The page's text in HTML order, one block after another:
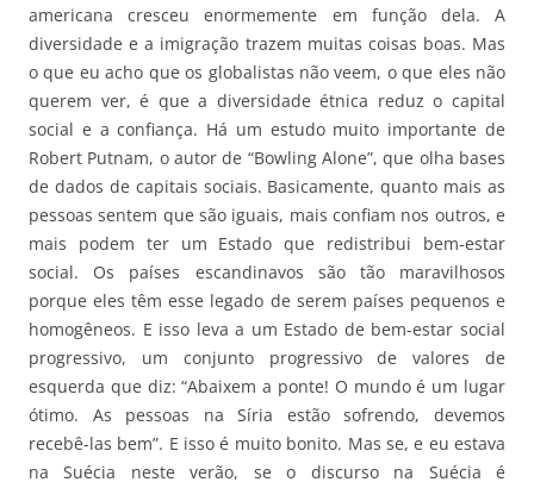
americana cresceu enormemente em função dela. A
diversidade e a imigração trazem muitas coisas boas. Mas
o que eu acho que os globalistas não veem, o que eles não
querem ver, é que a diversidade étnica reduz o capital
social e a confiança. Há um estudo muito importante de
Robert Putnam, o autor de “Bowling Alone”, que olha bases
de dados de capitais sociais. Basicamente, quanto mais as
pessoas sentem que são iguais, mais confiam nos outros, e
mais podem ter um Estado que redistribui bem-estar
social. Os países escandinavos são tão maravilhosos
porque eles têm esse legado de serem países pequenos e
homogêneos. E isso leva a um Estado de bem-estar social
progressivo, um conjunto progressivo de valores de
esquerda que diz: “Abaixem a ponte! O mundo é um lugar
ótimo. As pessoas na Síria estão sofrendo, devemos
recebê-las bem”. E isso é muito bonito. Mas se, e eu estava
na Suécia neste verão, se o discurso na Suécia é